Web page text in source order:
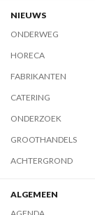
NIEUWS
ONDERWEG
HORECA
FABRIKANTEN
CATERING
ONDERZOEK
GROOTHANDELS
ACHTERGROND
ALGEMEEN